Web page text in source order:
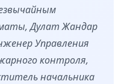
Дулат Жандар
Управления
контроля,
начальника